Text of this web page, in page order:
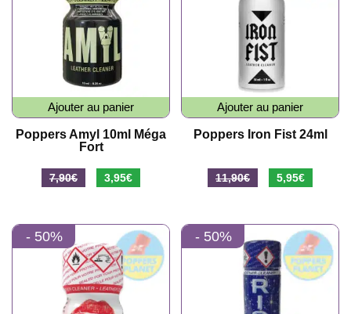
Ajouter au panier
Poppers Amyl 10ml Méga
Fort
7,90€
Le
était :
7,90€.
3,95€
est :
3,95€.
Ajouter au panier
Poppers Iron Fist 24ml
11,90€
Le
était :
11,90€.
5,95€
est :
5,95€.
- 50% - 50%